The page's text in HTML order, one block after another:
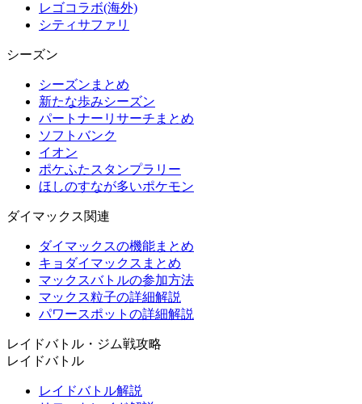
レゴコラボ(海外)
シティサファリ
シーズン
シーズンまとめ
新たな歩みシーズン
パートナーリサーチまとめ
ソフトバンク
イオン
ポケふたスタンプラリー
ほしのすなが多いポケモン
ダイマックス関連
ダイマックスの機能まとめ
キョダイマックスまとめ
マックスバトルの参加方法
マックス粒子の詳細解説
パワースポットの詳細解説
レイドバトル・ジム戦攻略
レイドバトル
レイドバトル解説